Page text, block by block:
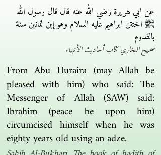
عن ابي هريرة رضي الله عنه قال قال رسول الله
ﷺ اختتن ابراهيم عليه السلام وهو إبن ثمانين سنة
بالقدوم
صحيح البخاري كتاب أحاديث الأنبياء
From Abu Huraira (may Allah be
pleased with him) who said: The
Messenger of Allah (SAW) said:
Ibrahim (peace be upon him)
circumcised himself when he was
eighty years old using an adze.